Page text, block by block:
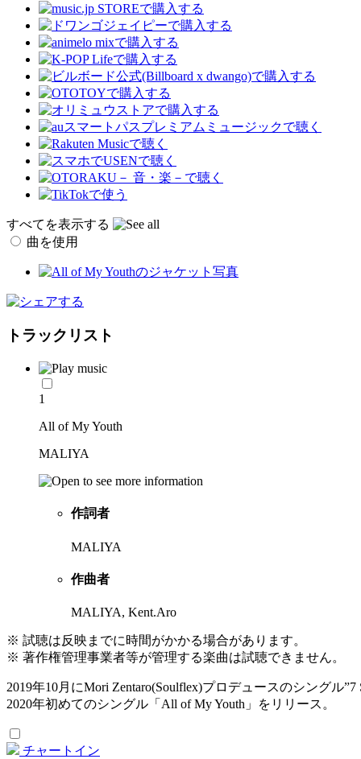
すべてを表示する
曲を使用
トラックリスト
1
All of My Youth
MALIYA
作詞者
MALIYA
作曲者
MALIYA, Kent.Aro
※ 試聴は反映までに時間がかかる場合があります。
※ 著作権管理事業者等が管理する楽曲は試聴できません。
2019年10月にMori Zentaro(Soulflex)プロデュースのシングル
2020年初めてのシングル「All of My Youth」をリリース。
チャートイン